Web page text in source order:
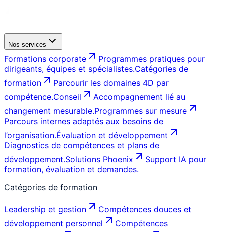
Nos services
Formations corporate
Programmes pratiques pour
dirigeants, équipes et spécialistes.Catégories de
formation
Parcourir les domaines 4D par
compétence.Conseil
Accompagnement lié au
changement mesurable.Programmes sur mesure
Parcours internes adaptés aux besoins de
l’organisation.Évaluation et développement
Diagnostics de compétences et plans de
développement.Solutions Phoenix
Support IA pour
formation, évaluation et demandes.
Catégories de formation
Leadership et gestion
Compétences douces et
développement personnel
Compétences